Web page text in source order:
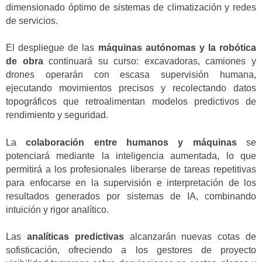
dimensionado óptimo de sistemas de climatización y redes
de servicios.
El despliegue de las máquinas autónomas y la robótica
de obracontinuará su curso: excavadoras, camiones y
drones operarán con escasa supervisión humana,
ejecutando movimientos precisos y recolectando datos
topográficos que retroalimentan modelos predictivos de
rendimiento y seguridad.
Lacolaboración entre humanos y máquinasse
potenciará mediante la inteligencia aumentada, lo que
permitirá a los profesionales liberarse de tareas repetitivas
para enfocarse en la supervisión e interpretación de los
resultados generados por sistemas de IA, combinando
intuición y rigor analítico.
Las analíticas predictivasalcanzarán nuevas cotas de
sofisticación, ofreciendo a los gestores de proyecto